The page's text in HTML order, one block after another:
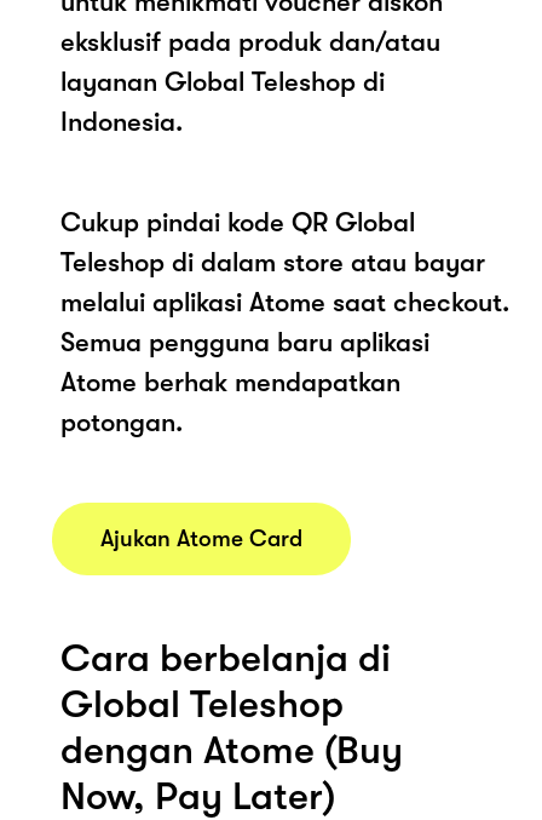
eksklusif pada produk dan/atau
layanan Global Teleshop di
Indonesia.
Cukup pindai kode QR Global
Teleshop di dalam store atau bayar
melalui aplikasi Atome saat checkout.
Semua pengguna baru aplikasi
Atome berhak mendapatkan
potongan.
Ajukan Atome Card
Cara berbelanja di
Global Teleshop
dengan Atome (Buy
Now, Pay Later)